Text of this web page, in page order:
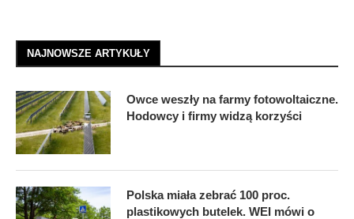
NAJNOWSZE ARTYKUŁY
Owce weszły na farmy fotowoltaiczne.
Hodowcy i firmy widzą korzyści
Polska miała zebrać 100 proc.
plastikowych butelek. WEI mówi o